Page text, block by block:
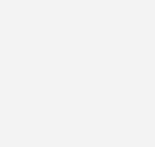
Wähler wollen schnelleren